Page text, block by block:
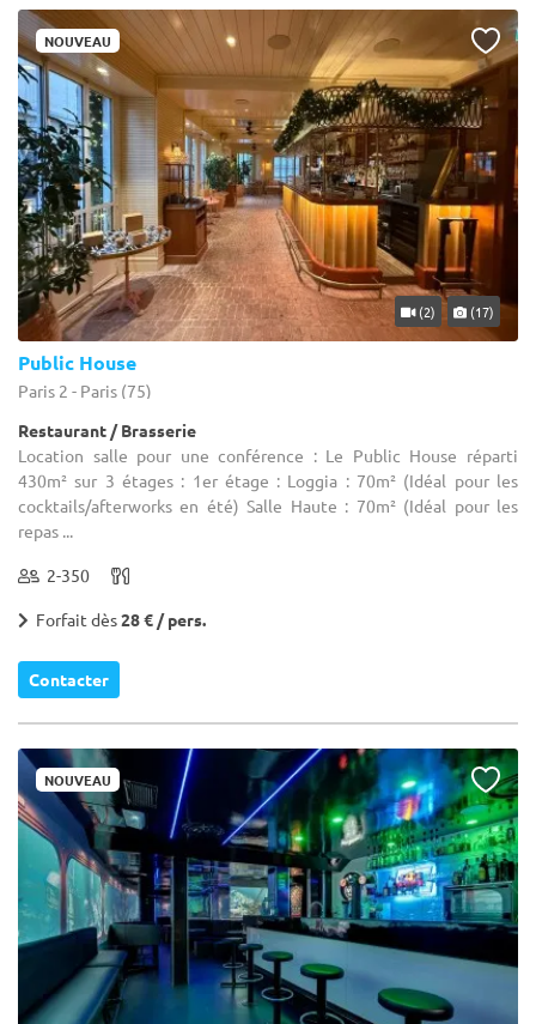
NOUVEAU
(2) (17)
Public House
Paris 2 - Paris (75)
Restaurant / Brasserie
Location salle pour une conférence : Le Public House réparti
430m² sur 3 étages : 1er étage : Loggia : 70m² (Idéal pour les
cocktails/afterworks en été) Salle Haute : 70m² (Idéal pour les
repas ...
2-350
Forfait dès28 € / pers.
Contacter
NOUVEAU